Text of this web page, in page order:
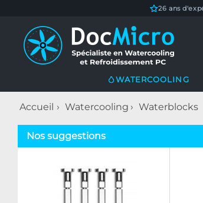
26 ans
WATERCOOLING
Accueil Watercooling Waterblocks
Nos suggestions